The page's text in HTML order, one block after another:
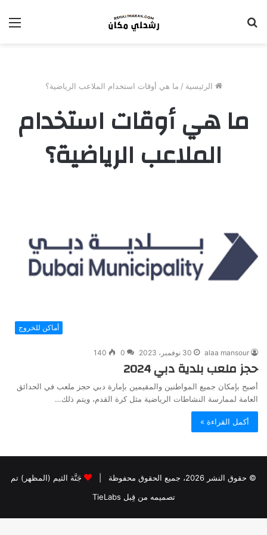
الرئيسية / ما هي أوقات استخدام الملاعب الرياضية؟
ما هي أوقات استخدام
الملاعب الرياضية؟
أماكن للخروج
alaa mansour 30 نوفمبر، 2023 0
140
حجز ملعب بلدية دبي 2024
أصبح بإمكان جميع المواطنين والمقيمين بإمارة دبي حجز ملعب في الحدائق
العامة لممارسة النشاطات الرياضية مثل كرة القدم، ويتم ذلك…
أكمل القراءة »
© حقوق النشر 2026، جميع الحقوق محفوظة |
جَنَّة الثيم (المظهر) تم
تصميمه من قِبل TieLabs